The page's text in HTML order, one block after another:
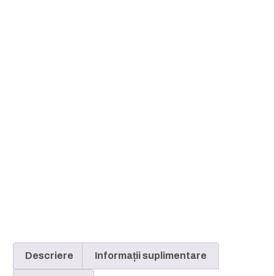
Descriere Informații suplimentare